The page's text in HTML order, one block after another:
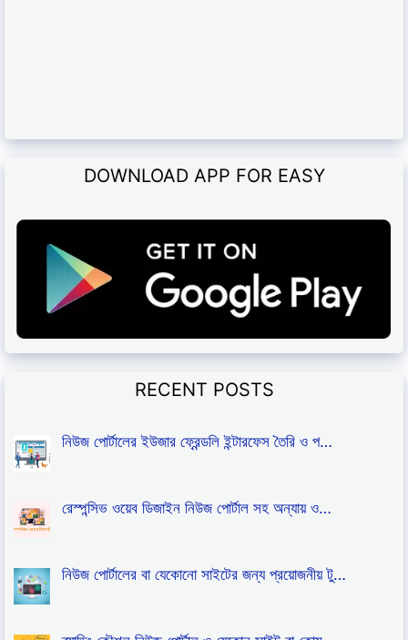
DOWNLOAD APP FOR EASY
RECENT POSTS
নিউজ পোর্টালের ইউজার ফ্রেন্ডলি ইন্টারফেস তৈরি ও প…
রেস্পন্সিভ ওয়েব ডিজাইন নিউজ পোর্টাল সহ অন্যায় ও…
নিউজ পোর্টালের বা যেকোনো সাইটের জন্য প্রয়োজনীয় টু…